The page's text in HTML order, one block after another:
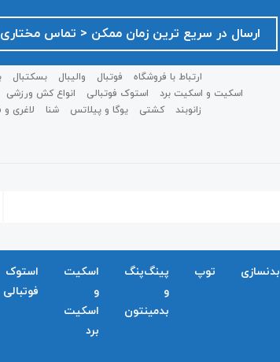
ارسال در سریع ترین زمان ممکن ‌< تماس مختاری ۰۹۱۲۷۵۱۸۷۵۷
ارتباط با فروشگاه فوتبال والیبال بسکتبال
اسکیت و اسکیت برد
استوک فوتبالی انواع کش ورزشی
زانوبند
کشتی یوگا و پیلاتس شنا لاغری
بدنسازی توپ
پینگ‌پنگ
و
بدمينتون
اسکیت
و
اسکیت
برد
استوک
فوتبالی